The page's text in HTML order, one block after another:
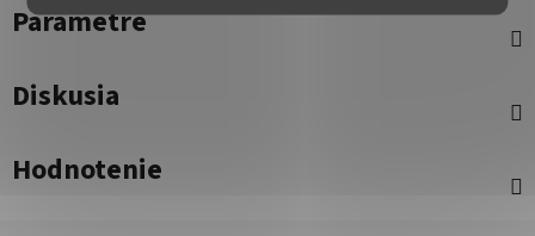
Parametre
Diskusia
Hodnotenie